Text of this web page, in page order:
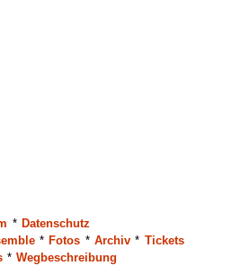
* Datenschutz
* Fotos * Archiv * Tickets
* Wegbeschreibung